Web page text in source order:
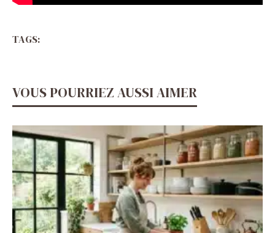
TAGS:
VOUS POURRIEZ AUSSI AIMER